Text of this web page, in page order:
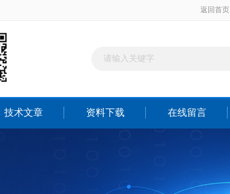
返回首页
技术文章 资料下载 在线留言